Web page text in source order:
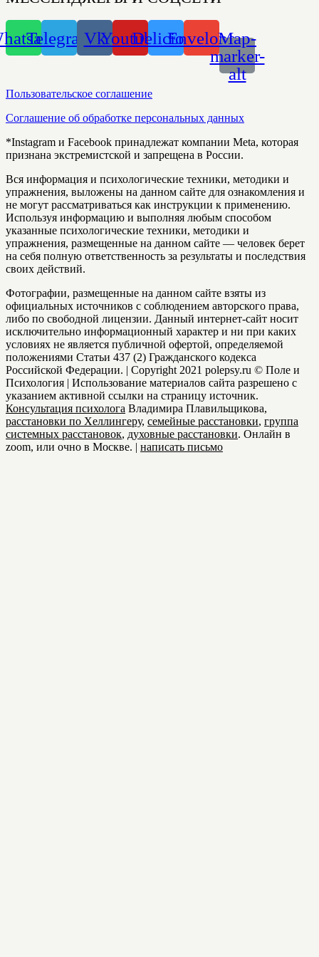
TelegramVkYoutubeDeliciousEnvelopeMap-
marker-
alt
Пользовательское соглашение
Соглашение об обработке персональных данных
*Instagram и Facebook принадлежат компании Meta, которая
признана экстремистской и запрещена в России.
Вся информация и психологические техники, методики и
упражнения, выложены на данном сайте для ознакомления и
не могут рассматриваться как инструкции к применению.
Используя информацию и выполняя любым способом
указанные психологические техники, методики и
упражнения, размещенные на данном сайте — человек берет
на себя полную ответственность за результаты и последствия
своих действий.
Фотографии, размещенные на данном сайте взяты из
официальных источников с соблюдением авторского права,
либо по свободной лицензии. Данный интернет-сайт носит
исключительно информационный характер и ни при каких
условиях не является публичной офертой, определяемой
положениями Статьи 437 (2) Гражданского кодекса
Российской Федерации. | Copyright 2021 polepsy.ru © Поле и
Психология | Использование материалов сайта разрешено с
указанием активной ссылки на страницу источник.
Консультация психолога Владимира Плавильщикова,
расстановки по Хеллингеру, семейные расстановки, группа
системных расстановок, духовные расcтановки. Онлайн в
zoom, или очно в Москве. | написать письмо